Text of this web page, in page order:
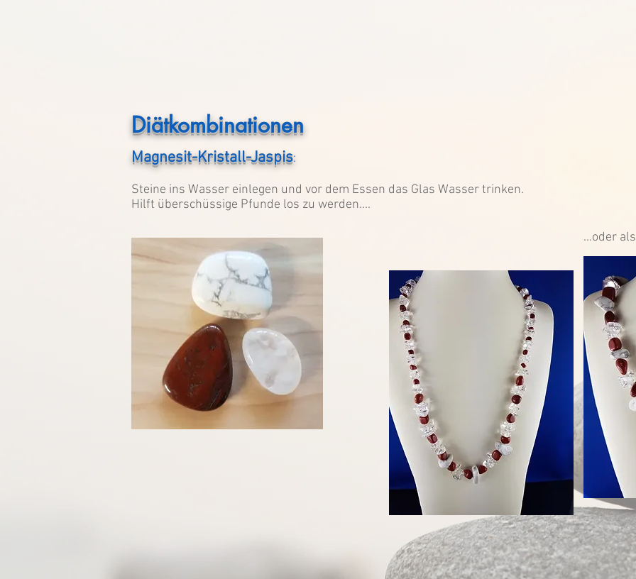
Diätkombinationen
Magnesit-Kristall-Jaspis:
Steine ins Wasser einlegen und vor dem Essen das Glas Wasser trinken.
Hilft überschüssige Pfunde los zu werden....
...oder